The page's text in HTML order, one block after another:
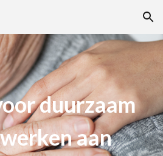
Skip to navigation
duurzaam
aan